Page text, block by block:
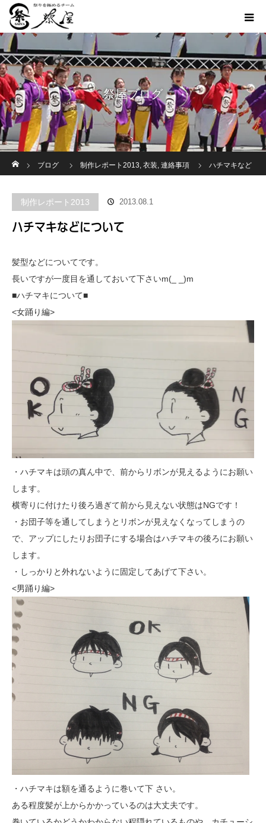
祭屋ブログ
ブログ
制作レポート2013, 衣装, 連絡事項 ハチマキなど
制作レポート2013 2013.08.1
ハチマキなどについて
髪型などについてです。
長いですが一度目を通しておいて下さいm(_ _)m
■ハチマキについて■
<女踊り編>
・ハチマキは頭の真ん中で、前からリボンが見えるようにお願い
します。
横寄りに付けたり後ろ過ぎて前から見えない状態はNGです！
・お団子等を通してしまうとリボンが見えなくなってしまうの
で、アップにしたりお団子にする場合はハチマキの後ろにお願い
します。
・しっかりと外れないように固定してあげて下さい。
<男踊り編>
・ハチマキは額を通るように巻いて下 さい。
ある程度髪が上からかかっているのは大丈夫です。